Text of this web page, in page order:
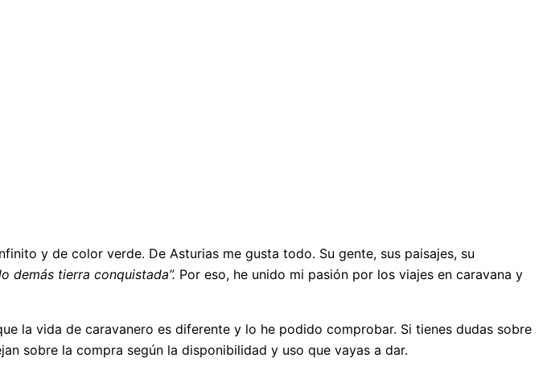
y de color verde. De Asturias me gusta todo. Su gente, sus paisajes, su
demás tierra conquistada”. Por eso, he unido mi pasión por los viajes en caravana y
la vida de caravanero es diferente y lo he podido comprobar. Si tienes dudas sobre
sobre la compra según la disponibilidad y uso que vayas a dar.